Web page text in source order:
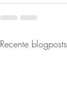
Recente blogposts